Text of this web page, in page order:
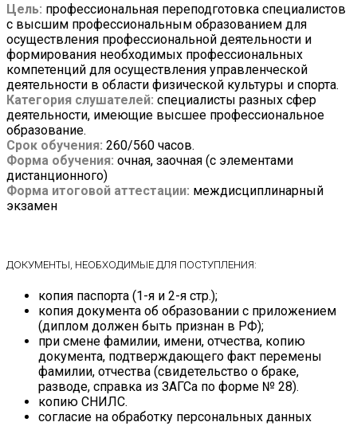
Цель: профессиональная переподготовка специалистов
с высшим профессиональным образованием для
осуществления профессиональной деятельности и
формирования необходимых профессиональных
компетенций для осуществления управленческой
деятельности в области физической культуры и спорта.
Категория слушателей: специалисты разных сфер
деятельности, имеющие высшее профессиональное
образование.
Срок обучения: 260/560 часов.
Форма обучения: очная, заочная (с элементами
дистанционного)
Форма итоговой аттестации: междисциплинарный
экзамен
ДОКУМЕНТЫ, НЕОБХОДИМЫЕ ДЛЯ ПОСТУПЛЕНИЯ:
копия паспорта (1-я и 2-я стр.);
копия документа об образовании с приложением
(диплом должен быть признан в РФ);
при смене фамилии, имени, отчества, копию
документа, подтверждающего факт перемены
фамилии, отчества (свидетельство о браке,
разводе, справка из ЗАГСа по форме № 28).
копию СНИЛС.
согласие на обработку персональных данных